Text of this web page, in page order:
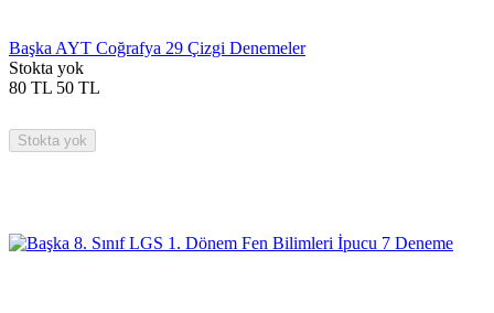
Başka AYT Coğrafya 29 Çizgi Denemeler
Stokta yok
80 TL 50 TL
Stokta yok